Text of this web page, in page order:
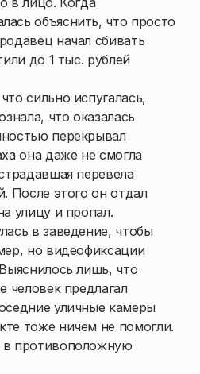
объяснить, что просто
начал сбивать
до 1 тыс. рублей
сильно испугалась,
что оказалась
перекрывал
она даже не смогла
перевела
После этого он отдал
улицу и пропал.
в заведение, чтобы
но видеофиксации
лишь, что
человек предлагал
уличные камеры
тоже ничем не помогли.
противоположную